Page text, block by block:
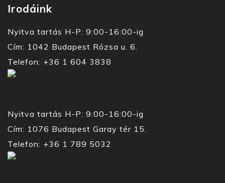
Irodáink
Nyitva tartás H-P: 9:00-16:00-ig
Cím: 1042 Budapest Rózsa u. 6.
Telefon: +36 1 604 3838
Nyitva tartás H-P: 9:00-16:00-ig
Cím: 1076 Budapest Garay tér 15.
Telefon: +36 1 789 5032